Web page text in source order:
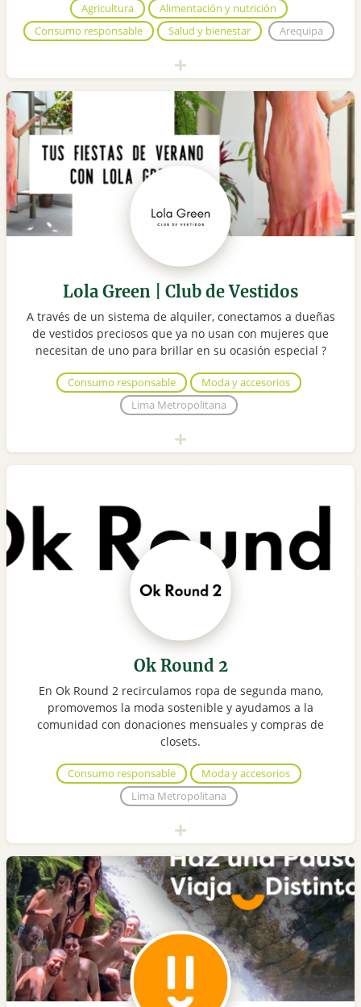
Agricultura
Alimentación y nutrición
Consumo responsable
Salud y bienestar Arequipa
Lola Green | Club de Vestidos
A través de un sistema de alquiler, conectamos a dueñas
de vestidos preciosos que ya no usan con mujeres que
necesitan de uno para brillar en su ocasión especial ?
Consumo responsable
Moda y accesorios
Lima Metropolitana
Ok Round 2
En Ok Round 2 recirculamos ropa de segunda mano,
promovemos la moda sostenible y ayudamos a la
comunidad con donaciones mensuales y compras de
closets.
Consumo responsable
Moda y accesorios
Lima Metropolitana